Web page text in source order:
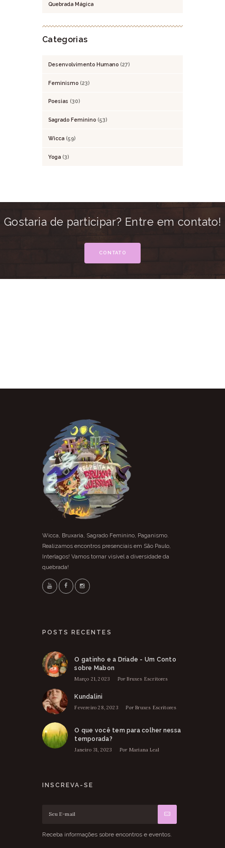
Quebrada Mágica
Categorias
Desenvolvimento Humano(27)
Feminismo(23)
Poesias (30)
Sagrado Feminino(53)
Wicca(59)
Yoga(3)
Gostaria de participar? Entre em contato!
CONTATO
Wicca, Bruxaria, Sagrado Feminino, Paganismo.
Realizamos encontros presenciais em São Paulo,
Interlagos! Vamos tornar visível a diversidade da
quebrada!
POSTS RECENTES
O gatinho e a Dríade - Um Conto
sobre Mabon
Março 21, 2023 PorBruxes Escritores
Kundalini
Fevereiro 28, 2023 PorBruxes Escritores
O que você tem para colher nessa
temporada?
Janeiro 31, 2023 Por Mariana Leal
INSCREVA-SE
Receba informações sobre encontros e eventos.